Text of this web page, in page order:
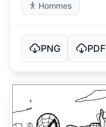
Hommes
PNG PDF